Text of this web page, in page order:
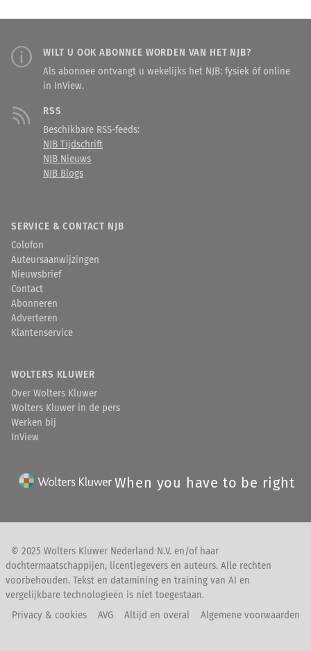
WILT U OOK ABONNEE WORDEN VAN HET NJB?
Als abonnee ontvangt u wekelijks het NJB: fysiek óf online
in InView.
RSS
Beschikbare RSS-feeds:
NJB Tijdschrift
NJB Nieuws
NJB Blogs
SERVICE & CONTACT NJB
Colofon
Auteursaanwijzingen
Nieuwsbrief
Contact
Abonneren
Adverteren
Klantenservice
WOLTERS KLUWER
Over Wolters Kluwer
Wolters Kluwer in de pers
Werken bij
InView
When you have to be right
© 2025 Wolters Kluwer Nederland N.V. en/of haar
dochtermaatschappijen, licentiegevers en auteurs. Alle rechten
voorbehouden. Tekst en datamining en training van AI en
vergelijkbare technologieën is niet toegestaan.
Privacy & cookies
AVG Altijd en overal Algemene voorwaarden